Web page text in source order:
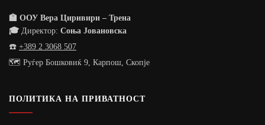
🏫 ООУ Вера Циривири – Трена
🎓 Директор: Соња Јовановска
☎️ +389 2 3068 507
🗺️ Руѓер Бошковиќ 9, Карпош, Скопје
ПОЛИТИКА НА ПРИВАТНОСТ